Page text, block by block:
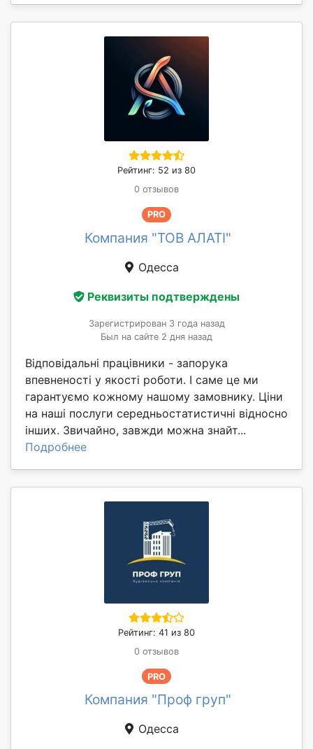
Рейтинг: 52 из 80
0 отзывов
PRO
Компания "ТОВ АЛАТІ"
Одесса
Реквизиты подтверждены
Зарегистрирован 3 года назад
Был на сайте 2 дня назад
Відповідальні працівники - запорука
впевненості у якості роботи. І саме це ми
гарантуємо кожному нашому замовнику. Ціни
на наші послуги середньостатистичні відносно
інших. Звичайно, завжди можна знайт...
Подробнее
Рейтинг: 41 из 80
0 отзывов
PRO
Компания "Проф груп"
Одесса